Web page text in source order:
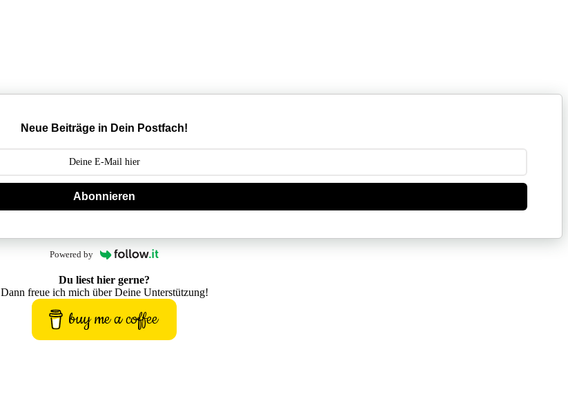
Neue Beiträge in Dein Postfach!
Abonnieren
Powered by
Du liest hier gerne?
Dann freue ich mich über Deine Unterstützung!
buy me a coffee